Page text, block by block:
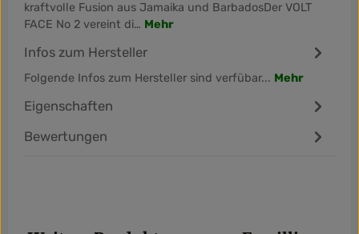
kraftvolle Fusion aus Jamaika und BarbadosDer VOLT
FACE No 2 vereint di… Mehr
Infos zum Hersteller
Folgende Infos zum Hersteller sind verfübar... Mehr
Eigenschaften
Bewertungen
Produktgalerie überspringen